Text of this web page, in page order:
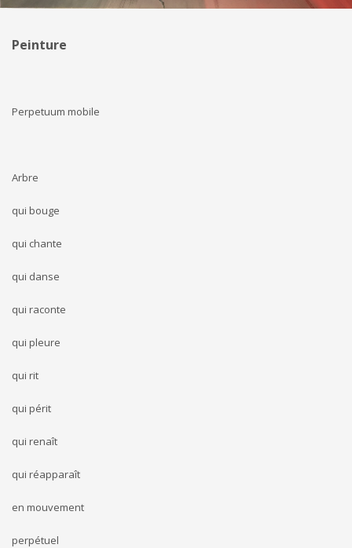
Peinture
Perpetuum mobile
Arbre
qui bouge
qui chante
qui danse
qui raconte
qui pleure
qui rit
qui périt
qui renaît
qui réapparaît
en mouvement
perpétuel